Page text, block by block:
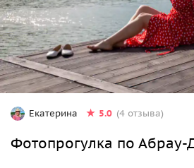
Екатерина 5.0 (4 отзыва)
Фотопрогулка по